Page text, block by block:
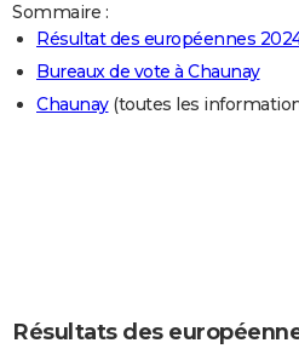
Guides de France
Escapades
Patrimoine
Expositions
Musées
Week-end nature
LIFESTYLE
Art de vivre
Bien-être
Loisirs
Mode
Modes de vie
CARTE DE VOEUX
Sommaire :
Résultat des européennes
Bureaux de vote à Chaunay
Chaunay(toutes les
Résultats des